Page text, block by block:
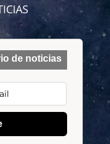
de noticias